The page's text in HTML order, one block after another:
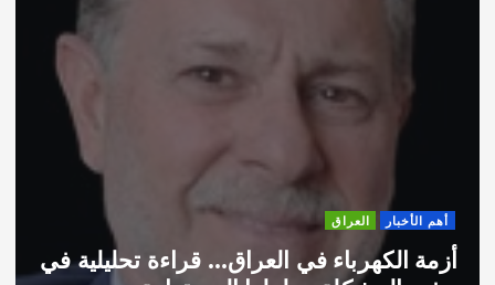
قراءة تحليلية في
اختتام ورشة